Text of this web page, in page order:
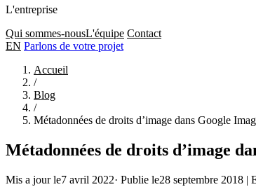
L'entreprise
Qui sommes-nousL'équipe Contact
EN Parlons de votre projet
Accueil
/
Blog
/
Métadonnées de droits d’image dans Google
Métadonnées de droits d’image
Mis a jour le7 avril 2022· Publie le28 septembre 2018 |